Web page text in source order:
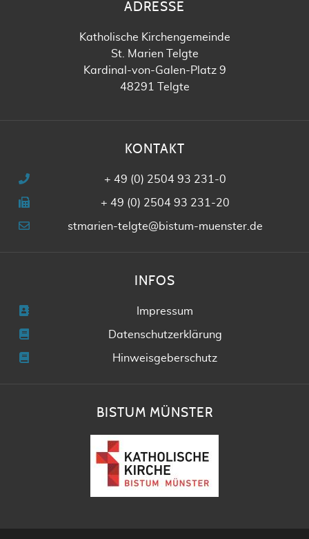
ADRESSE
Katholische Kirchengemeinde
St. Marien Telgte
Kardinal-von-Galen-Platz 9
48291 Telgte
KONTAKT
+ 49 (0) 2504 93 231-0
+ 49 (0) 2504 93 231-20
stmarien-telgte@bistum-muenster.de
INFOS
Impressum
Datenschutzerklärung
Hinweisgeberschutz
BISTUM MÜNSTER